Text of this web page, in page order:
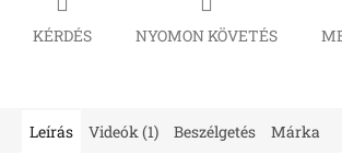
KÉRDÉS NYOMON KÖVETÉS
Leírás Videók (1) Beszélgetés Márka